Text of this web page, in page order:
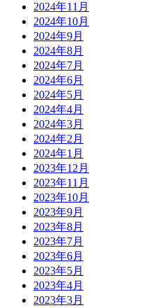
2024年11月
2024年10月
2024年9月
2024年8月
2024年7月
2024年6月
2024年5月
2024年4月
2024年3月
2024年2月
2024年1月
2023年12月
2023年11月
2023年10月
2023年9月
2023年8月
2023年7月
2023年6月
2023年5月
2023年4月
2023年3月